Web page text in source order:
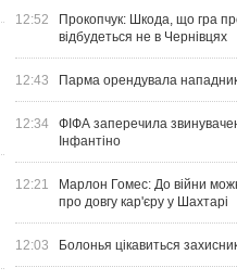
12:52
Прокопчук: Шкода, що гра
відбудеться не в Чернівцях
12:43 Парма орендувала
12:34
ФІФА заперечила
Інфантіно
12:21
Марлон Гомес: До війни
про довгу кар'єру у Шахтарі
12:03 Болонья цікавиться